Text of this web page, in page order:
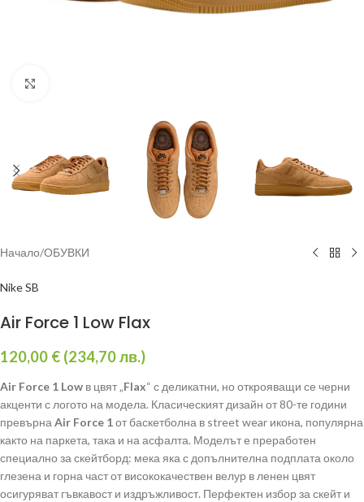
Начало/ОБУВКИ
Nike SB
Air Force 1 Low Flax
120,00 € (234,70лв.)
Air Force 1 Low в цвят „Flax“ с деликатни, но открояващи се черни
акценти с логото на модела. Класическият дизайн от 80-те години
превърна Air Force 1от баскетболна в street wear икона, популярна
както на паркета, така и на асфалта. Моделът е преработен
специално за скейтборд: мека яка с допълнителна подплата около
глезена и горна част от висококачествен велур в ленен цвят
осигуряват гъвкавост и издръжливост. Перфектен избор за скейт и